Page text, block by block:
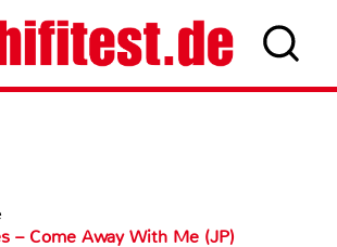
– Come Away With Me (JP)